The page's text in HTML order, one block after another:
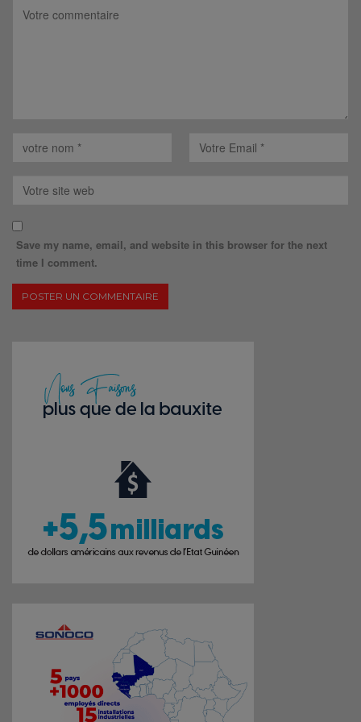
Save my name, email, and website in this browser for the next
time I comment.